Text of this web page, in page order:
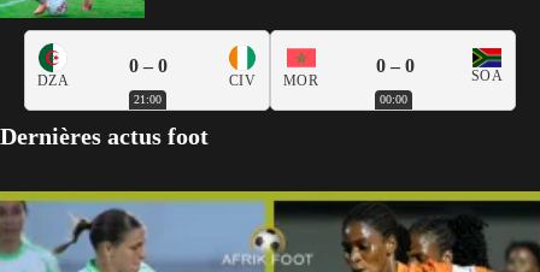
DZA
0 – 0
CIV
21:00
MOR
0 – 0 SOA
00:00
Dernières actus foot